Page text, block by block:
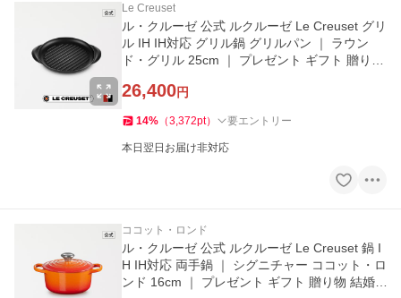
Le Creuset
ル・クルーゼ 公式 ルクルーゼ Le Creuset グリ
ル IH IH対応 グリル鍋 グリルパン ｜ ラウン
ド・グリル 25cm ｜ プレゼント ギフト 贈り物
26,400円
14% （3,372pt） 要エントリー
本日翌日お届け非対応
ココット・ロンド
ル・クルーゼ 公式 ルクルーゼ Le Creuset 鍋 I
H IH対応 両手鍋 ｜ シグニチャー ココット・ロ
ンド 16cm ｜ プレゼント ギフト 贈り物 結婚